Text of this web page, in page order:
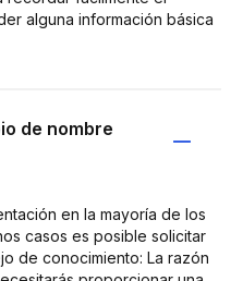
alguna información básica
de nombre
en la mayoría de los
casos es posible solicitar
de conocimiento: La razón